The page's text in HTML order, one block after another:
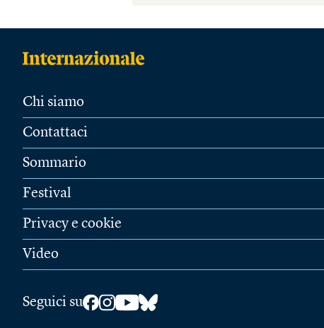
Chi siamo
Contattaci
Sommario
Festival
Privacy e cookie
Video
Seguici su